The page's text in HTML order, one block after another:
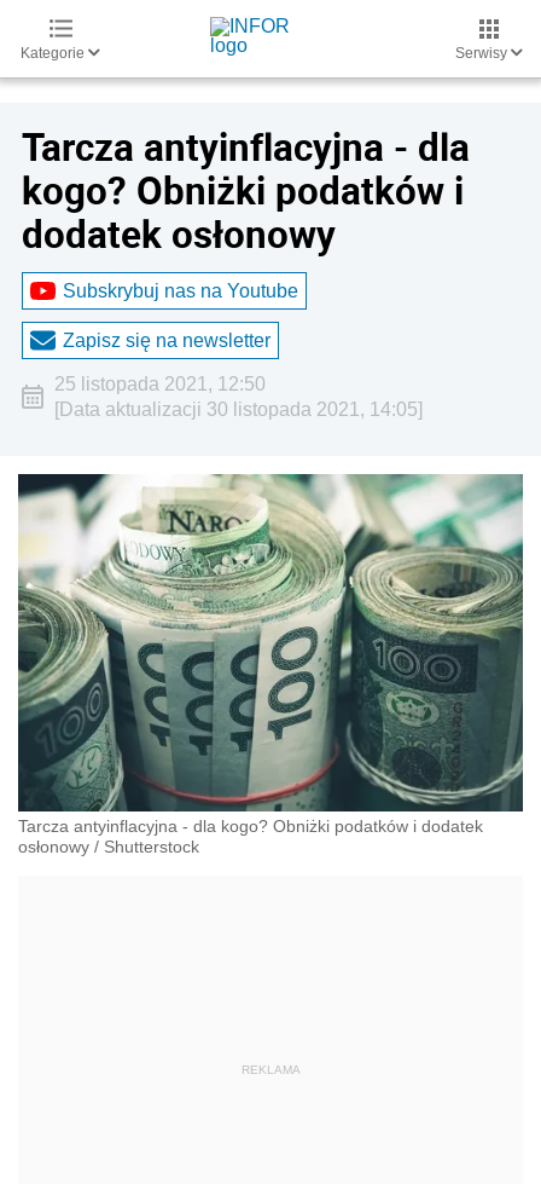
Kategorie Serwisy
Tarcza antyinflacyjna - dla
kogo? Obniżki podatków i
dodatek osłonowy
Subskrybuj nas na Youtube
Zapisz się na newsletter
25 listopada 2021, 12:50
[Data aktualizacji 30 listopada 2021, 14:05]
Tarcza antyinflacyjna - dla kogo? Obniżki podatków i dodatek
osłonowy / Shutterstock